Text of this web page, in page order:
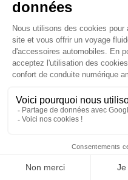
Lubrifiants BMW
Nettoyant extérieur
Pièces détachées
Alimentation
Boitier papillon BMW
Faisceau de câble pour
d'aspiration BMW
Injecteur BMW
Pompe diesel BMW
Allumage /